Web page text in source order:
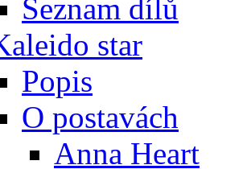
Seznam dílů
star
Popis
O postavách
Anna Heart